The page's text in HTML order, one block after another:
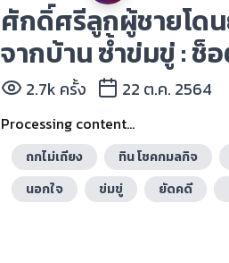
ศักดิ์ศรีลูกผู้ชายโด
จากบ้าน ซ้ำข่มขู่ : ช็
2.7k ครั้ง 22 ต.ค. 2564
Processing content...
ถกไม่เถียง ทิน โชคกมลกิจ
นอกใจ
ข่มขู่ ยัดคดี